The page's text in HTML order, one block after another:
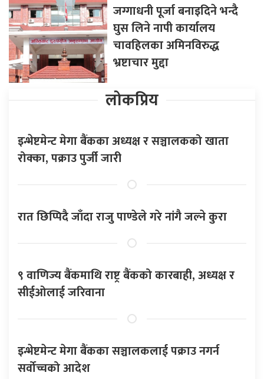
जग्गाधनी पूर्जा बनाइदिने भन्दै
घुस लिने नापी कार्यालय
चावहिलका अमिनविरुद्ध
भ्रष्टाचार मुद्दा
लोकप्रिय
इन्भेष्टमेन्ट मेगा बैंकका अध्यक्ष र सञ्चालकको खाता
रोक्का, पक्राउ पुर्जी जारी
रात छिप्पिदै जाँदा राजु पाण्डेले गरे नांगै जल्ने कुरा
९ वाणिज्य बैंकमाथि राष्ट्र बैंकको कारबाही, अध्यक्ष र
सीईओलाई जरिवाना
इन्भेष्टमेन्ट मेगा बैंकका सञ्चालकलाई पक्राउ नगर्न
सर्वोच्चको आदेश